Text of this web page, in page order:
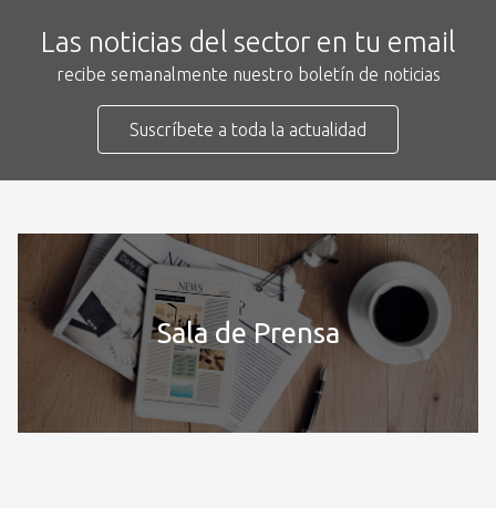
Las noticias del sector en tu email
recibe semanalmente nuestro boletín de noticias
Suscríbete a toda la actualidad
Sala de Prensa